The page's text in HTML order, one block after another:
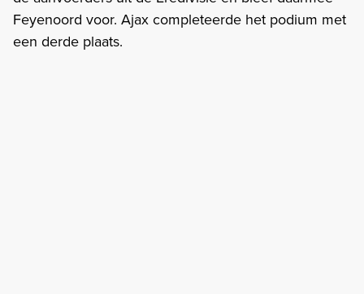
Feyenoord voor. Ajax completeerde het podium met
een derde plaats.